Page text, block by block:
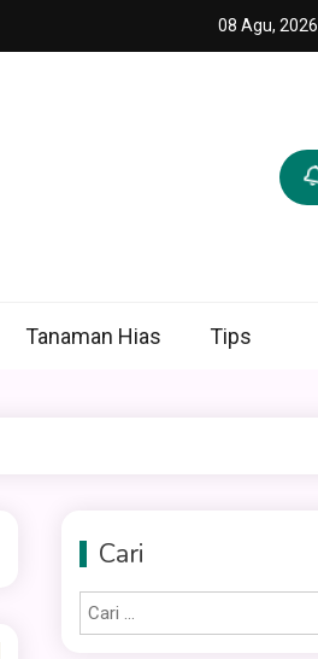
08 Agu, 2026
Tanaman Hias Tips
Cari